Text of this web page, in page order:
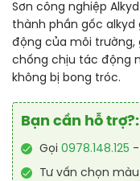
Sơn công nghiệp Alkyd
thành phần gốc
động của môi trường,
chống chịu tác động
không bị bong tróc.
Bạn cần hỗ trợ?:
Gọi 0978.148.125 -
Tư vấn chọn